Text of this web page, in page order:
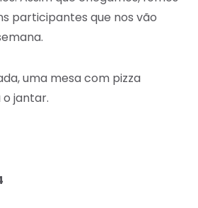
participantes que nos vão
uma mesa com pizza
jantar.